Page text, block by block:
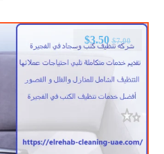
$7.00
$3.50